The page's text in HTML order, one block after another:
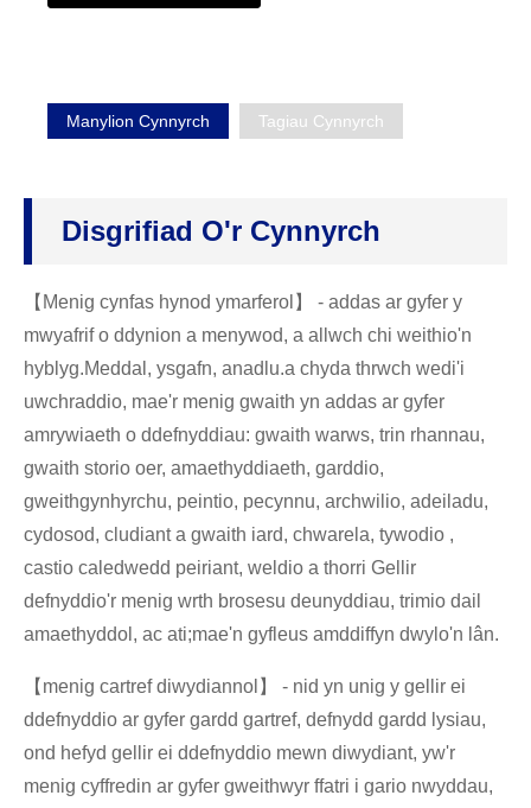
Manylion Cynnyrch Tagiau Cynnyrch
Disgrifiad O'r Cynnyrch
【Menig cynfas hynod ymarferol】 - addas ar gyfer y
mwyafrif o ddynion a menywod, a allwch chi weithio'n
hyblyg.Meddal, ysgafn, anadlu.a chyda thrwch wedi'i
uwchraddio, mae'r menig gwaith yn addas ar gyfer
amrywiaeth o ddefnyddiau: gwaith warws, trin rhannau,
gwaith storio oer, amaethyddiaeth, garddio,
gweithgynhyrchu, peintio, pecynnu, archwilio, adeiladu,
cydosod, cludiant a gwaith iard, chwarela, tywodio ,
castio caledwedd peiriant, weldio a thorri Gellir
defnyddio'r menig wrth brosesu deunyddiau, trimio dail
amaethyddol, ac ati;mae'n gyfleus amddiffyn dwylo'n lân.
【menig cartref diwydiannol】 - nid yn unig y gellir ei
ddefnyddio ar gyfer gardd gartref, defnydd gardd lysiau,
ond hefyd gellir ei ddefnyddio mewn diwydiant, yw'r
menig cyffredin ar gyfer gweithwyr ffatri i gario nwyddau,